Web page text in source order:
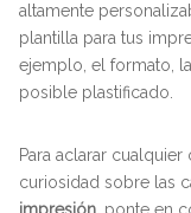
altamente
plantilla para tus
ejemplo, el formato,
posible plastificado.
Para aclarar
curiosidad sobre las